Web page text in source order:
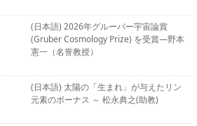
(日本語) 2026年グルーバー宇宙論賞
(Gruber Cosmology Prize) を受賞―野本
憲一（名誉教授）
(日本語) 太陽の「生まれ」が与えたリン
元素のボーナス ～ 松永典之(助教)